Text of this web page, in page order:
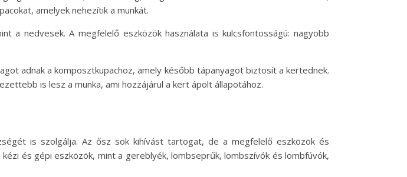
amelyek nehezítik a munkát.
a nedvesek. A megfelelő eszközök használata is kulcsfontosságú: nagyobb
adnak a komposztkupachoz, amely később tápanyagot biztosít a kertednek.
is lesz a munka, ami hozzájárul a kert ápolt állapotához.
is szolgálja. Az ősz sok kihívást tartogat, de a megfelelő eszközök és
és gépi eszközök, mint a gereblyék, lombseprűk, lombszívók és lombfúvók,